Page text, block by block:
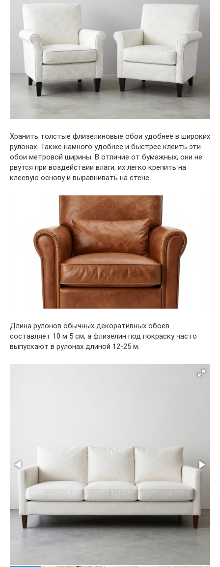
Хранить толстые флизелиновые обои удобнее в широких
рулонах. Также намного удобнее и быстрее клеить эти
обои метровой ширины. В отличие от бумажных, они не
рвутся при воздействии влаги, их легко крепить на
клеевую основу и выравнивать на стене.
Длина рулонов обычных декоративных обоев
составляет 10 м 5 см, а флизелин под покраску часто
выпускают в рулонах длиной 12-25 м.